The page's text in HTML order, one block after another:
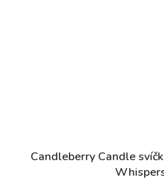
Candleberry Candle